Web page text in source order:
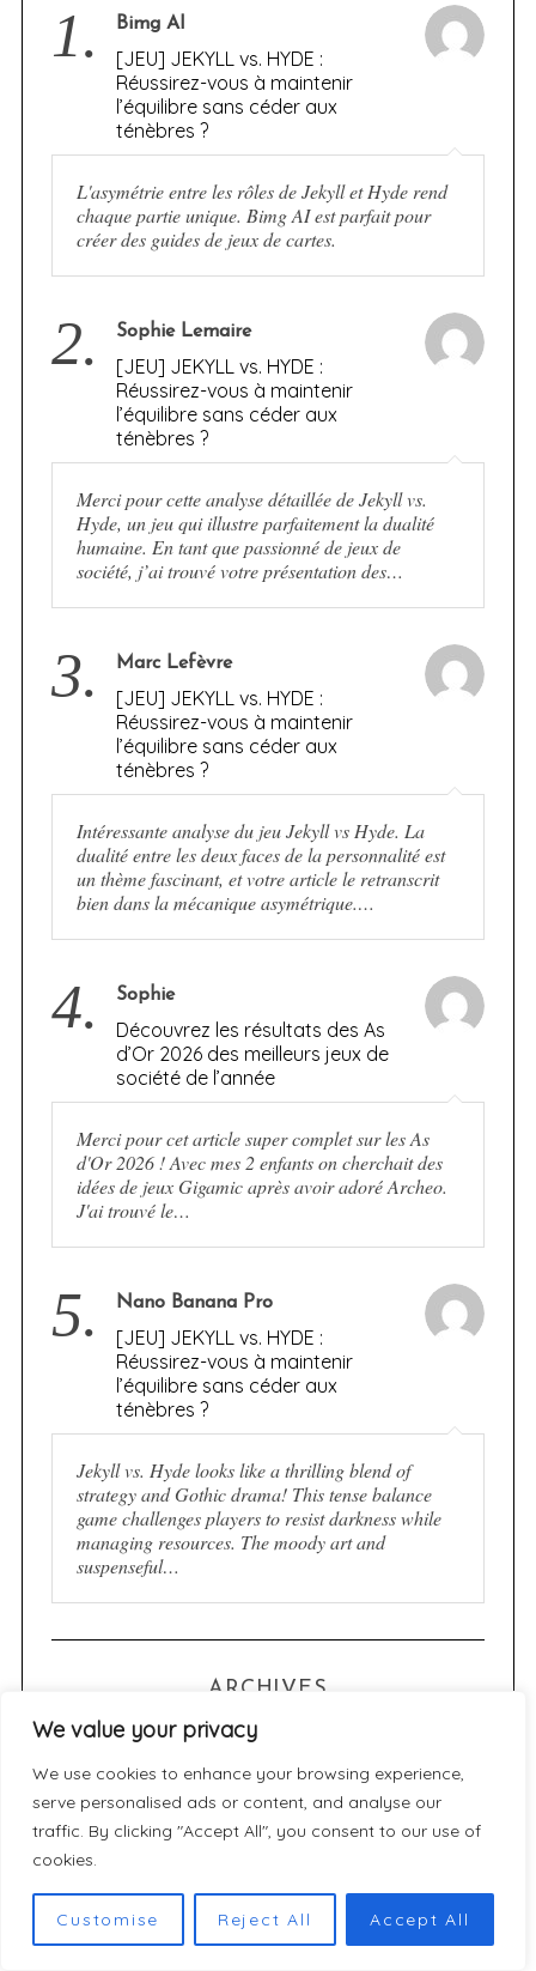
We value your privacy
We use cookies to enhance your browsing experience,
serve personalised ads or content, and analyse our
traffic. By clicking "Accept All", you consent to our use of
cookies.
Customise Reject All Accept All
1. Bimg AI
[JEU] JEKYLL vs. HYDE :
Réussirez-vous à maintenir
l’équilibre sans céder aux
ténèbres ?
L'asymétrie entre les rôles de Jekyll et Hyde rend
chaque partie unique. Bimg AI est parfait pour
créer des guides de jeux de cartes.
2. Sophie Lemaire
[JEU] JEKYLL vs. HYDE :
Réussirez-vous à maintenir
l’équilibre sans céder aux
ténèbres ?
Merci pour cette analyse détaillée de Jekyll vs.
Hyde, un jeu qui illustre parfaitement la dualité
humaine. En tant que passionné de jeux de
société, j’ai trouvé votre présentation des…
3. Marc Lefèvre
[JEU] JEKYLL vs. HYDE :
Réussirez-vous à maintenir
l’équilibre sans céder aux
ténèbres ?
Intéressante analyse du jeu Jekyll vs Hyde. La
dualité entre les deux faces de la personnalité est
un thème fascinant, et votre article le retranscrit
bien dans la mécanique asymétrique.…
4. Sophie
Découvrez les résultats des As
d’Or 2026 des meilleurs jeux de
société de l’année
Merci pour cet article super complet sur les As
d'Or 2026 ! Avec mes 2 enfants on cherchait des
idées de jeux Gigamic après avoir adoré Archeo.
J'ai trouvé le…
5. Nano Banana Pro
[JEU] JEKYLL vs. HYDE :
Réussirez-vous à maintenir
l’équilibre sans céder aux
ténèbres ?
Jekyll vs. Hyde looks like a thrilling blend of
strategy and Gothic drama! This tense balance
game challenges players to resist darkness while
managing resources. The moody art and
suspenseful…
ARCHIVES
r
c
h
i
v
e